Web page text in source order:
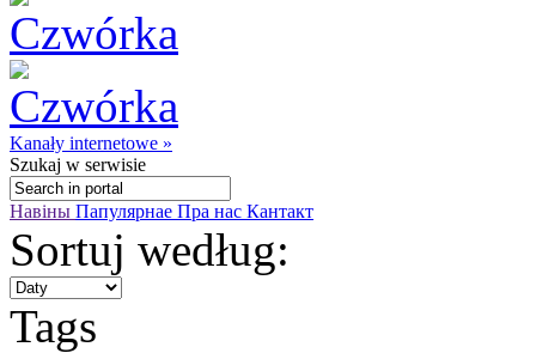
Kanały internetowe »
Szukaj w serwisie
Навіны Папулярнае Пра нас Кантакт
Sortuj według:
Tags